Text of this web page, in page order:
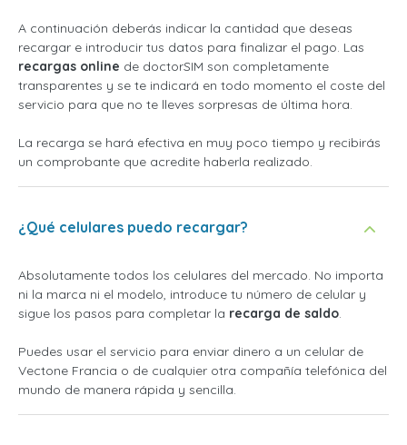
A continuación deberás indicar la cantidad que deseas
recargar e introducir tus datos para finalizar el pago. Las
recargas online de doctorSIM son completamente
transparentes y se te indicará en todo momento el coste del
servicio para que no te lleves sorpresas de última hora.
La recarga se hará efectiva en muy poco tiempo y recibirás
un comprobante que acredite haberla realizado.
¿Qué celulares puedo recargar?
Absolutamente todos los celulares del mercado. No importa
ni la marca ni el modelo, introduce tu número de celular y
sigue los pasos para completar la recarga de saldo.
Puedes usar el servicio para enviar dinero a un celular de
Vectone Francia o de cualquier otra compañía telefónica del
mundo de manera rápida y sencilla.